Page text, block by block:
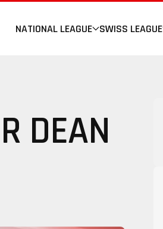
NATIONAL LEAGUE SWISS LEAGUE
DEAN